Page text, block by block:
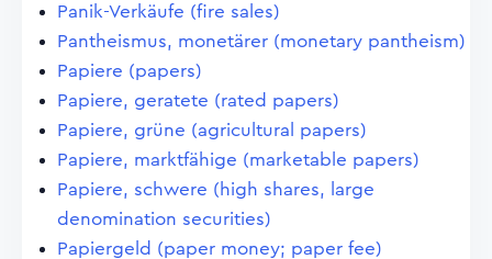
Panik-Verkäufe (fire sales)
Pantheismus, monetärer (monetary pantheism)
Papiere (papers)
Papiere, geratete (rated papers)
Papiere, grüne (agricultural papers)
Papiere, marktfähige (marketable papers)
Papiere, schwere (high shares, large
denomination securities)
Papiergeld (paper money; paper fee)